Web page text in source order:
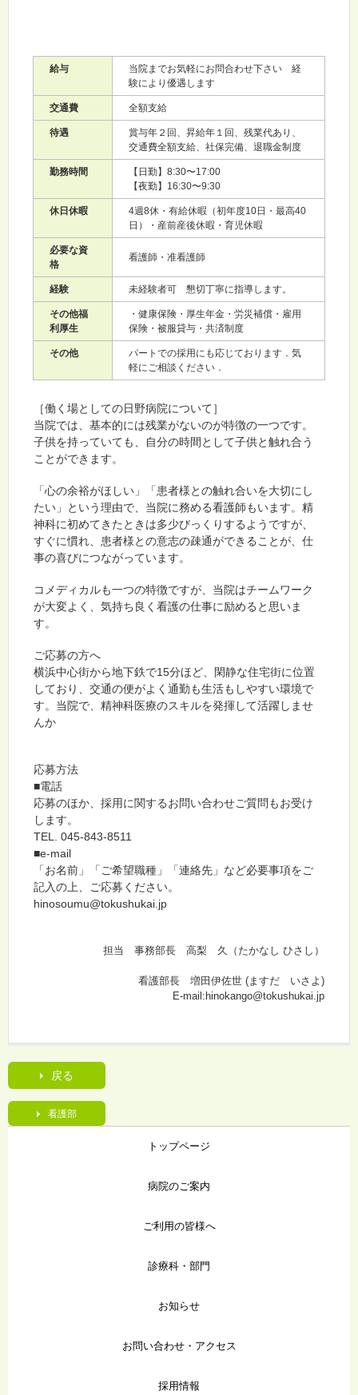
給与
当院までお気軽にお問合わせ下さい 経
験により優遇します
交通費 全額支給
待遇
賞与年２回、昇給年１回、残業代あり、
交通費全額支給、社保完備、退職金制度
勤務時間
【日勤】8:30〜17:00
【夜勤】16:30〜9:30
休日休暇
4週8休・有給休暇（初年度10日・最高40
日）・産前産後休暇・育児休暇
必要な資
格
看護師・准看護師
経験 未経験者可 懇切丁寧に指導します。
その他福
利厚生
・健康保険・厚生年金・労災補償・雇用
保険・被服貸与・共済制度
その他
パートでの採用にも応じております．気
軽にご相談ください．
［働く場としての日野病院について］
当院では、基本的には残業がないのが特徴の一つです。
子供を持っていても、自分の時間として子供と触れ合う
ことができます。
「心の余裕がほしい」「患者様との触れ合いを大切にし
たい」という理由で、当院に務める看護師もいます。精
神科に初めてきたときは多少びっくりするようですが、
すぐに慣れ、患者様との意志の疎通ができることが、仕
事の喜びにつながっています。
コメディカルも一つの特徴ですが、当院はチームワーク
が大変よく、気持ち良く看護の仕事に励めると思いま
す。
ご応募の方へ
横浜中心街から地下鉄で15分ほど、閑静な住宅街に位置
しており、交通の便がよく通勤も生活もしやすい環境で
す。当院で、精神科医療のスキルを発揮して活躍しませ
んか
応募方法
■電話
応募のほか、採用に関するお問い合わせご質問もお受け
します。
TEL. 045-843-8511
■e-mail
「お名前」「ご希望職種」「連絡先」など必要事項をご
記入の上、ご応募ください。
hinosoumu@tokushukai.jp
担当 事務部長 高梨 久（たかなし ひさし）
看護部長 増田伊佐世 (ますだ いさよ)
E-mail:hinokango@tokushukai.jp
戻る
看護部
トップページ
病院のご案内
ご利用の皆様へ
診療科・部門
お知らせ
お問い合わせ・アクセス
採用情報